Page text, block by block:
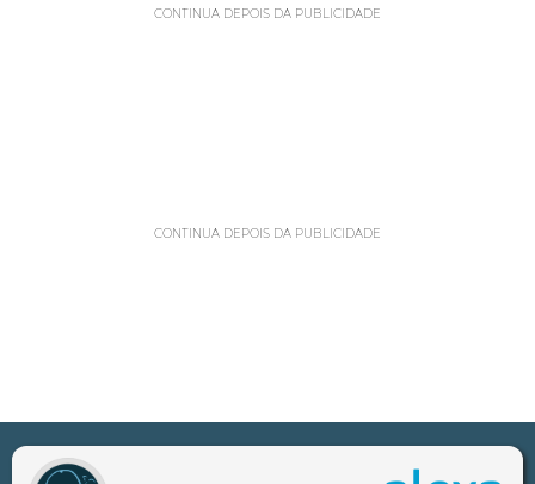
CONTINUA DEPOIS DA PUBLICIDADE
CONTINUA DEPOIS DA PUBLICIDADE